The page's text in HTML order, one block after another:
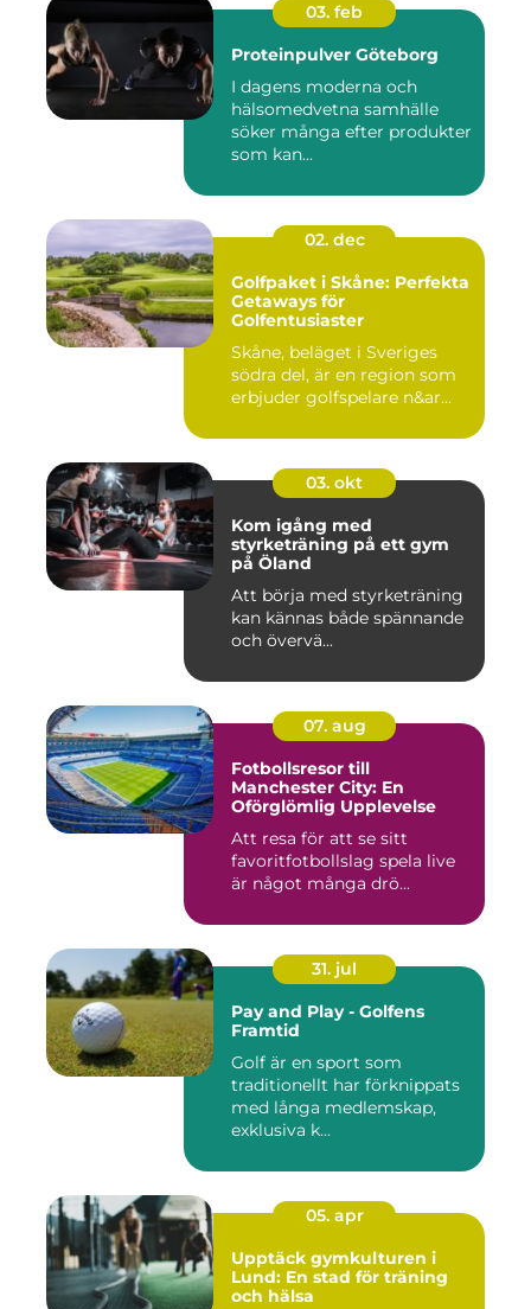
03. feb
Proteinpulver Göteborg
I dagens moderna och
hälsomedvetna samhälle
söker många efter produkter
som kan...
02. dec
Golfpaket i Skåne: Perfekta
Getaways för
Golfentusiaster
Skåne, beläget i Sveriges
södra del, är en region som
erbjuder golfspelare n&ar...
03. okt
Kom igång med
styrketräning på ett gym
på Öland
Att börja med styrketräning
kan kännas både spännande
och övervä...
07. aug
Fotbollsresor till
Manchester City: En
Oförglömlig Upplevelse
Att resa för att se sitt
favoritfotbollslag spela live
är något många drö...
31. jul
Pay and Play - Golfens
Framtid
Golf är en sport som
traditionellt har förknippats
med långa medlemskap,
exklusiva k...
05. apr
Upptäck gymkulturen i
Lund: En stad för träning
och hälsa